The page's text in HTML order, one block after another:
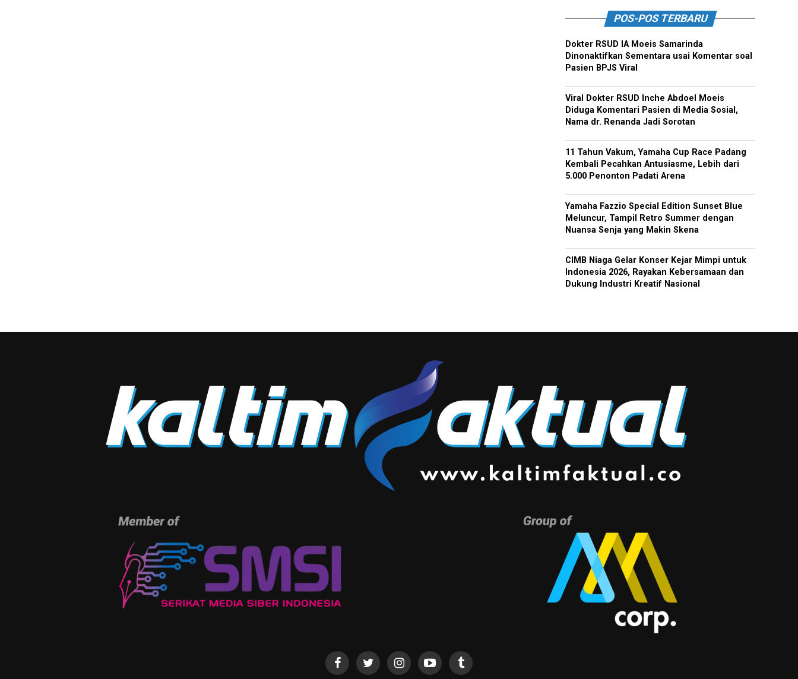
POS-POS TERBARU
Dokter RSUD IA Moeis Samarinda
Dinonaktifkan Sementara usai Komentar soal
Pasien BPJS Viral
Viral Dokter RSUD Inche Abdoel Moeis
Diduga Komentari Pasien di Media Sosial,
Nama dr. Renanda Jadi Sorotan
11 Tahun Vakum, Yamaha Cup Race Padang
Kembali Pecahkan Antusiasme, Lebih dari
5.000 Penonton Padati Arena
Yamaha Fazzio Special Edition Sunset Blue
Meluncur, Tampil Retro Summer dengan
Nuansa Senja yang Makin Skena
CIMB Niaga Gelar Konser Kejar Mimpi untuk
Indonesia 2026, Rayakan Kebersamaan dan
Dukung Industri Kreatif Nasional